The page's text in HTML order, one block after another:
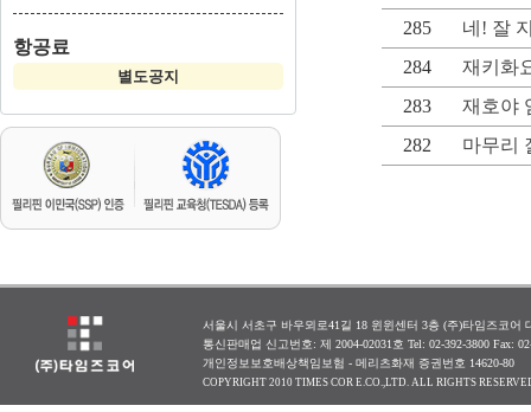
항공료
별도공지
285
네! 잘
284
재키화
283
재호야
282
마무리
서울시 서초구 바우뫼로41길 18 윈윈센터 3층 (주)타임즈코어
통신판매업 신고번호: 제 2004-02031호 Tel: 02-392-3800 Fax:
개인정보보호배상책임보험 - 메리츠화재 증권번호 14620-80
COPYRIGHT 2010 TIMES COR E.CO.,LTD. ALL RIGHTS